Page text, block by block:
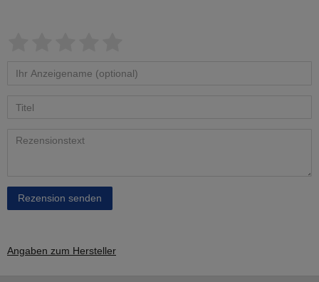
Rezension senden
Angaben zum Hersteller